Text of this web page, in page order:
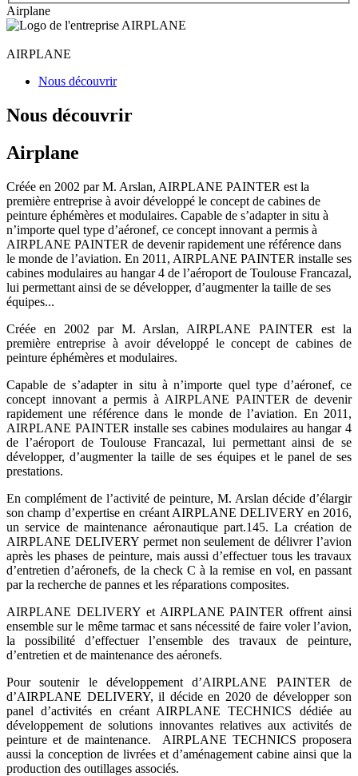
Airplane
AIRPLANE
Nous découvrir
Nous découvrir
Airplane
Créée en 2002 par M. Arslan, AIRPLANE PAINTER est la
première entreprise à avoir développé le concept de cabines de
peinture éphémères et modulaires. Capable de s’adapter in situ à
n’importe quel type d’aéronef, ce concept innovant a permis à
AIRPLANE PAINTER de devenir rapidement une référence dans
le monde de l’aviation. En 2011, AIRPLANE PAINTER installe ses
cabines modulaires au hangar 4 de l’aéroport de Toulouse Francazal,
lui permettant ainsi de se développer, d’augmenter la taille de ses
équipes...
Créée en 2002 par M. Arslan, AIRPLANE PAINTER est la
première entreprise à avoir développé le concept de cabines de
peinture éphémères et modulaires.
Capable de s’adapter in situ à n’importe quel type d’aéronef, ce
concept innovant a permis à AIRPLANE PAINTER de devenir
rapidement une référence dans le monde de l’aviation. En 2011,
AIRPLANE PAINTER installe ses cabines modulaires au hangar 4
de l’aéroport de Toulouse Francazal, lui permettant ainsi de se
développer, d’augmenter la taille de ses équipes et le panel de ses
prestations.
En complément de l’activité de peinture, M. Arslan décide d’élargir
son champ d’expertise en créant AIRPLANE DELIVERY en 2016,
un service de maintenance aéronautique part.145. La création de
AIRPLANE DELIVERY permet non seulement de délivrer l’avion
après les phases de peinture, mais aussi d’effectuer tous les travaux
d’entretien d’aéronefs, de la check C à la remise en vol, en passant
par la recherche de pannes et les réparations composites.
AIRPLANE DELIVERY et AIRPLANE PAINTER offrent ainsi
ensemble sur le même tarmac et sans nécessité de faire voler l’avion,
la possibilité d’effectuer l’ensemble des travaux de peinture,
d’entretien et de maintenance des aéronefs.
Pour soutenir le développement d’AIRPLANE PAINTER de
d’AIRPLANE DELIVERY, il décide en 2020 de développer son
panel d’activités en créant AIRPLANE TECHNICS dédiée au
développement de solutions innovantes relatives aux activités de
peinture et de maintenance. AIRPLANE TECHNICS proposera
aussi la conception de livrées et d’aménagement cabine ainsi que la
production des outillages associés.